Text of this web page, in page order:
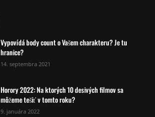
Vypovídá body count o Vašem charakteru? Je tu
hranice?
14. septembra 2021
Horory 2022: Na ktorých 10 desivých filmov sa
môžeme tešiť v tomto roku?
9. januára 2022